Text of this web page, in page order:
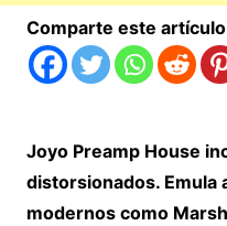
Comparte este
Joyo Preamp House
distorsionados. Emula
modernos como